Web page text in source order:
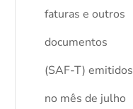
faturas e outros
documentos
(SAF-T) emitidos
no mês de julho